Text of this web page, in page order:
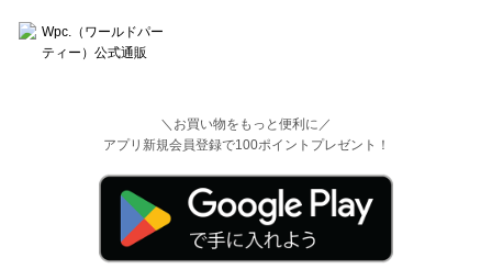
＼お買い物をもっと便利に／
アプリ新規会員登録で100ポイントプレゼント！